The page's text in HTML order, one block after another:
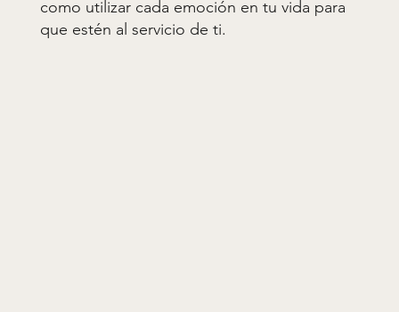
como utilizar cada emoción en tu vida para
que estén al servicio de ti.